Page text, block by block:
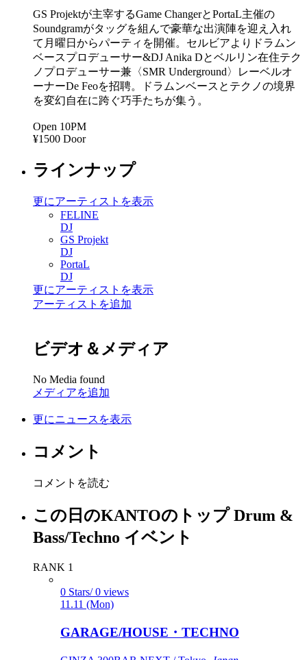
GS Projektが主宰するGame ChangerとPortaL主催の
Soundgramがタッグを組んで豪華な出演陣を迎え入れ
て月曜日からパーティを開催。セルビアよりドラムン
ベースプロデューサー&DJ Anika Dとベルリン在住テク
ノプロデューサー兼〈SMR Underground〉レーベルオ
ーナーDe Feoを招聘。ドラムンベースとテクノの境界
を変幻自在に跨ぐ巧手たちが集う。
Open 10PM
¥1500 Door
ラインナップ
更にアーティストを表示
FELINE
DJ
GS Projekt
DJ
PortaL
DJ
更にアーティストを表示
アーティストを追加
ビデオ＆メディア
No Media found
メディアを追加
更にニュースを表示
コメント
コメントを読む
この日のKANTOのトップ Drum &
Bass/Techno イベント
RANK 1
0 Stars/ 0 views
11.11 (Mon)
GARAGE/HOUSE・TECHNO